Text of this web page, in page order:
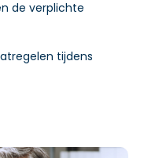
de verplichte
tijdens